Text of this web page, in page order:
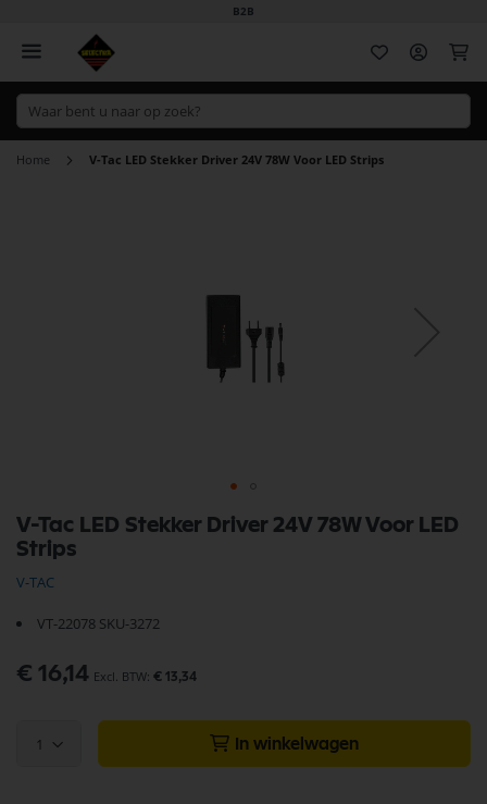
B2B
Home V-Tac LED Stekker Driver 24V 78W Voor LED Strips
V-Tac LED Stekker Driver 24V 78W Voor LED
Strips
V-TAC
VT-22078 SKU-3272
€ 16,14 € 13,34
1 In winkelwagen
naar
het
van
afbeeldingen-